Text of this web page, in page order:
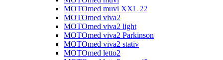
MOTOmed muvi XXL 22
MOTOmed viva2
MOTOmed viva2 light
MOTOmed viva2 Parkinson
MOTOmed viva2 stativ
MOTOmed letto2